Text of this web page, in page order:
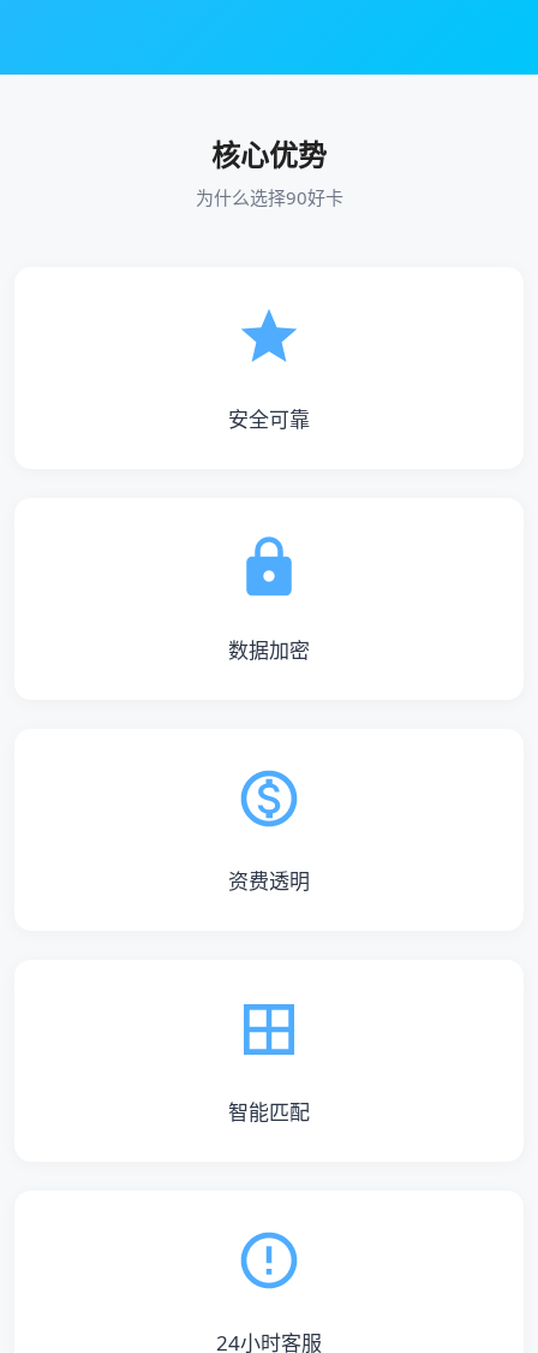
核心优势
为什么选择90好卡
安全可靠
数据加密
资费透明
智能匹配
24小时客服